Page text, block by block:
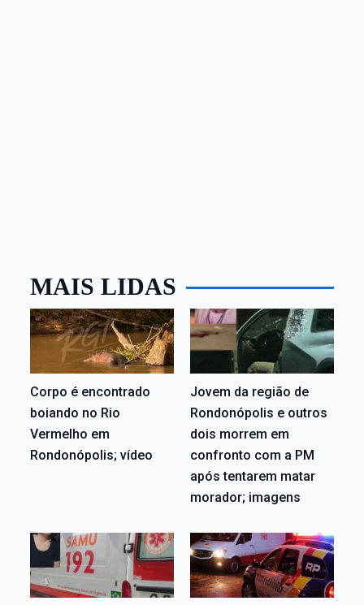
MAIS LIDAS
Corpo é encontrado
boiando no Rio
Vermelho em
Rondonópolis; vídeo
Jovem da região de
Rondonópolis e outros
dois morrem em
confronto com a PM
após tentarem matar
morador; imagens